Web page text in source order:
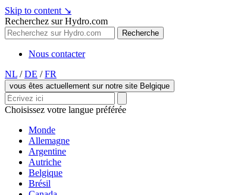
Skip to content ↘
Recherchez sur Hydro.com
Recherche
Nous contacter
NL / DE / FR
vous êtes actuellement sur notre site Belgique
Choisissez votre langue préférée
Monde
Allemagne
Argentine
Autriche
Belgique
Brésil